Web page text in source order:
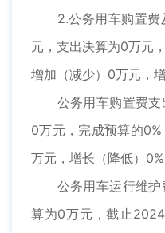
2.公务用车购置费
元，支出决算为0万元
增加（减少）0万元，
公务用车购置费支
0万元，完成预算的
万元，增长（降低）
公务用车运行维护
算为0万元，截止